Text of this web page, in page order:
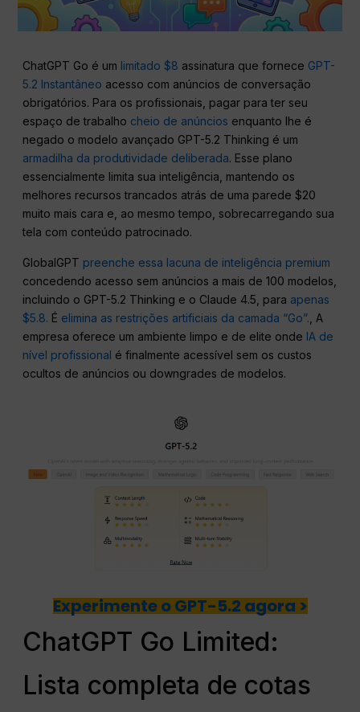
ChatGPT Go é um limitado $8 assinatura que fornece GPT-
5.2 Instantâneo acesso com anúncios de conversação
obrigatórios. Para os profissionais, pagar para ter seu
espaço de trabalho cheio de anúncios enquanto lhe é
negado o modelo avançado GPT-5.2 Thinking é um
armadilha da produtividade deliberada. Esse plano
essencialmente limita sua inteligência, mantendo os
melhores recursos trancados atrás de uma parede $20
muito mais cara e, ao mesmo tempo, sobrecarregando sua
tela com conteúdo patrocinado.
GlobalGPT preenche essa lacuna de inteligência premium
concedendo acesso sem anúncios a mais de 100 modelos,
incluindo o GPT-5.2 Thinking e o Claude 4.5, para apenas
$5.8. É elimina as restrições artificiais da camada “Go”. , A
empresa oferece um ambiente limpo e de elite onde IA de
nível profissional é finalmente acessível sem os custos
ocultos de anúncios ou downgrades de modelos.
Experimente o GPT-5.2 agora >
ChatGPT Go Limited:
Lista completa de cotas